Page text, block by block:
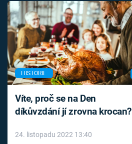
HISTORIE
Víte, proč se na Den
díkůvzdání jí zrovna krocan?
24. listopadu 2022 13:40